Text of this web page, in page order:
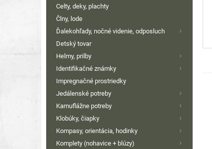
Celty, deky, plachty
Člny, lode
Ďalekohľady, nočné videnie, odposluch
Detský tovar
Helmy, prilby
Identifikačné známky
Impregnačné prostriedky
Jedálenské potreby
Kamuflážne potreby
Klobúky, čiapky
Kompasy, orientácia, hodinky
Komplety (nohavice + blúzy)